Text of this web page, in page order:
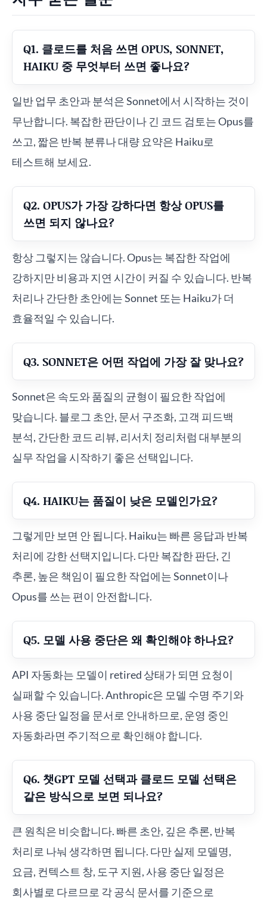
Q1. 클로드를 처음 쓰면 OPUS, SONNET,
HAIKU 중 무엇부터 쓰면 좋나요?
일반 업무 초안과 분석은 Sonnet에서 시작하는 것이
무난합니다. 복잡한 판단이나 긴 코드 검토는 Opus를
쓰고, 짧은 반복 분류나 대량 요약은 Haiku로
테스트해 보세요.
Q2. OPUS가 가장 강하다면 항상 OPUS를
쓰면 되지 않나요?
항상 그렇지는 않습니다. Opus는 복잡한 작업에
강하지만 비용과 지연 시간이 커질 수 있습니다. 반복
처리나 간단한 초안에는 Sonnet 또는 Haiku가 더
효율적일 수 있습니다.
Q3. SONNET은 어떤 작업에 가장 잘 맞나요?
Sonnet은 속도와 품질의 균형이 필요한 작업에
맞습니다. 블로그 초안, 문서 구조화, 고객 피드백
분석, 간단한 코드 리뷰, 리서치 정리처럼 대부분의
실무 작업을 시작하기 좋은 선택입니다.
Q4. HAIKU는 품질이 낮은 모델인가요?
그렇게만 보면 안 됩니다. Haiku는 빠른 응답과 반복
처리에 강한 선택지입니다. 다만 복잡한 판단, 긴
추론, 높은 책임이 필요한 작업에는 Sonnet이나
Opus를 쓰는 편이 안전합니다.
Q5. 모델 사용 중단은 왜 확인해야 하나요?
API 자동화는 모델이 retired 상태가 되면 요청이
실패할 수 있습니다. Anthropic은 모델 수명 주기와
사용 중단 일정을 문서로 안내하므로, 운영 중인
자동화라면 주기적으로 확인해야 합니다.
Q6. 챗GPT 모델 선택과 클로드 모델 선택은
같은 방식으로 보면 되나요?
큰 원칙은 비슷합니다. 빠른 초안, 깊은 추론, 반복
처리로 나눠 생각하면 됩니다. 다만 실제 모델명,
요금, 컨텍스트 창, 도구 지원, 사용 중단 일정은
회사별로 다르므로 각 공식 문서를 기준으로